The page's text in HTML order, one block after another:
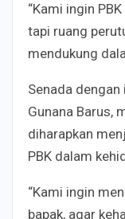
“Kami ingin
tapi ruang
mendukung
Senada dengan
Gunana Barus,
diharapkan
PBK dalam
“Kami ingin
bapak, agar